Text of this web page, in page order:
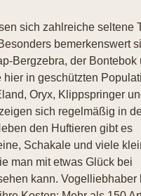
sich zahlreiche seltene
bemerkenswert
Bergzebra, der Bontebok
hier in geschützten
Oryx, Klippspringer
sich regelmäßig in
den Huftieren gibt es
Schakale und viele
man mit etwas Glück bei
kann. Vogelliebhaber